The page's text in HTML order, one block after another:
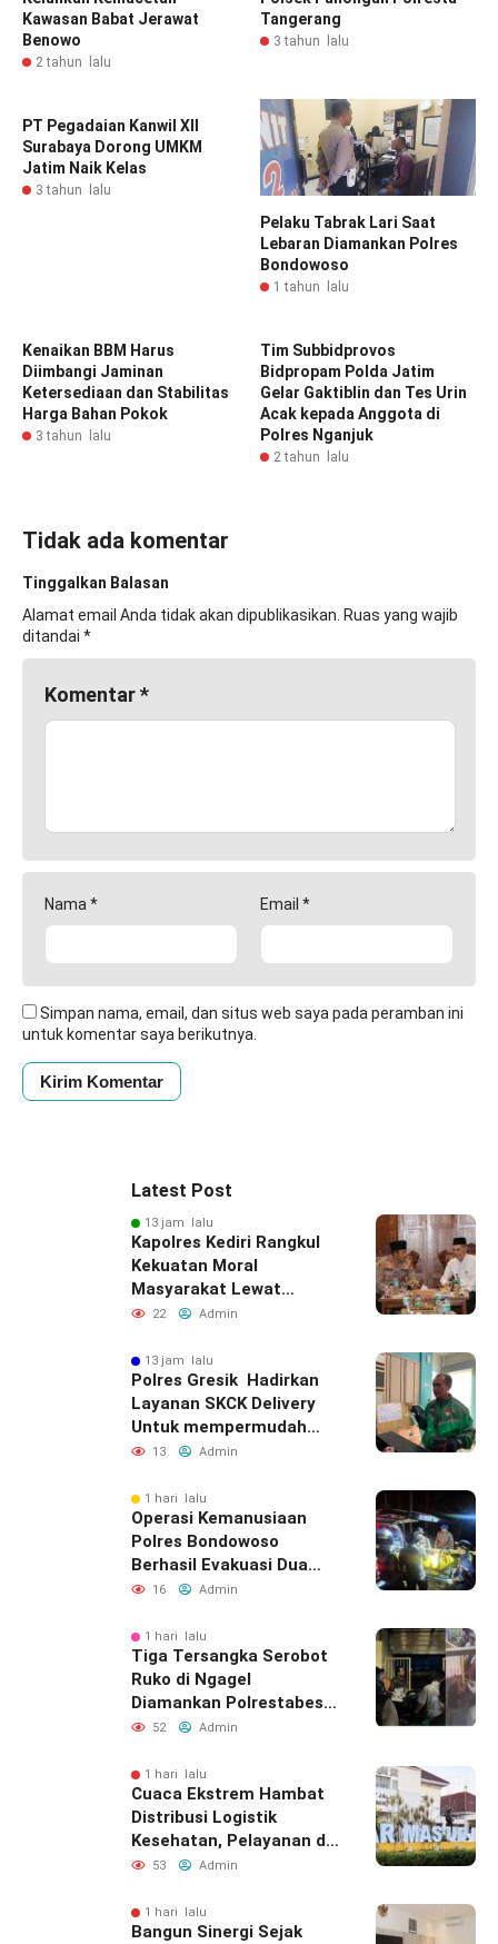
Kawasan Babat Jerawat
Benowo
2 tahun lalu
Tangerang
3 tahun lalu
PT Pegadaian Kanwil XII
Surabaya Dorong UMKM
Jatim Naik Kelas
3 tahun lalu
Pelaku Tabrak Lari Saat
Lebaran Diamankan Polres
Bondowoso
1 tahun lalu
Kenaikan BBM Harus
Diimbangi Jaminan
Ketersediaan dan Stabilitas
Harga Bahan Pokok
3 tahun lalu
Tim Subbidprovos
Bidpropam Polda Jatim
Gelar Gaktiblin dan Tes Urin
Acak kepada Anggota di
Polres Nganjuk
2 tahun lalu
Tidak ada komentar
Tinggalkan Balasan
Alamat email Anda tidak akan dipublikasikan. Ruas yang wajib
ditandai *
Komentar*
Nama * Email *
Simpan nama, email, dan situs web saya pada peramban ini
untuk komentar saya berikutnya.
Latest Post
13 jam lalu
Kapolres Kediri Rangkul
Kekuatan Moral
Masyarakat Lewat
Silaturahmi
22 Admin
13 jam lalu
Polres Gresik Hadirkan
Layanan SKCK Delivery
Untuk mempermudah
Masyarakat
13 Admin
1 hari lalu
Operasi Kemanusiaan
Polres Bondowoso
Berhasil Evakuasi Dua
Jenazah di Gunung
16 Admin
1 hari lalu
Tiga Tersangka Serobot
Ruko di Ngagel
Diamankan Polrestabes
Surabaya
52 Admin
1 hari lalu
Cuaca Ekstrem Hambat
Distribusi Logistik
Kesehatan, Pelayanan di
Bawean Tetap
53 Admin
1 hari lalu
Bangun Sinergi Sejak